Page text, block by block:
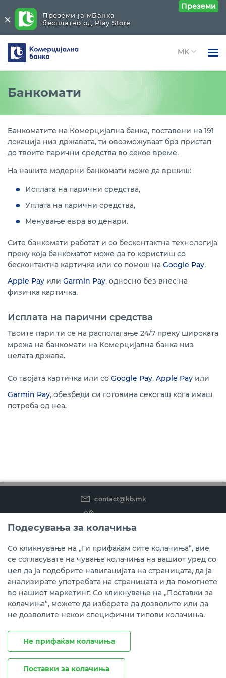
Open
За нас
Open
Блог
Close submenu (Други услуги и поддршка )
Google Pay плаќања
Garmin Pay плаќања
3DES Secure безбедно online плаќање
Банкомати
Совети за безбедно користење
Комерцијална
банка
Банкомати
Банкоматите на Комерцијална банка, поставени на 191
локација низ државата, ти овозможуваат брз пристап
до твоите парични средства во секое време.
На нашите модерни банкомати може да вршиш:
Исплата на парични средства,
Уплата на парични средства,
Менување евра во денари.
Сите банкомати работат и со бесконтактна технологија
преку која банкоматот може да го користиш со
бесконтактна картичка или со помош на Google Pay,
Apple Pay или Garmin Pay, односно без внес на
физичка картичка.
Исплата на парични средства
Твоите пари ти се на располагање 24/7 преку широката
мрежа на банкомати на Комерцијална банка низ
целата држава.
Со твојата картичка или со Google Pay, Apple Pay или
Garmin Pay, обезбеди си готовина секогаш кога имаш
потреба од неа.
contact@kb.mk
(02) 3 296 800
Instagram
LinkedIn
Youtube
Преземете ја мобилната апликација мБанкаКо.
Подесувања за колачиња
Со кликнување на „Ги прифаќам сите колачиња“, вие
се согласувате на чување колачиња на вашиот уред со
цел да ја подобрите навигацијата на страницата, да ја
анализирате употребата на страницата и да помогнете
во нашиот маркетинг. Со кликнување на „Поставки за
колачиња“, можете да изберете да дозволите или да
не дозволите некои специфични типови колачиња.
Не прифаќам колачиња
Поставки за колачиња
Преземи ја мБанка
бесплатно од Play Store
Преземи